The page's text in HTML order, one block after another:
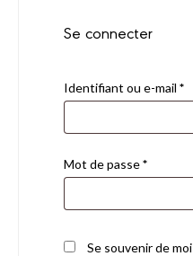
Se connecter
Identifiant ou e-mail *
Mot de passe*
Se souvenir de moi